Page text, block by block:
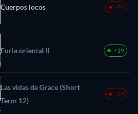
Cuerpos locos -34
Furia oriental II +19
Las vidas de Grace (Short
Term 12)
-34